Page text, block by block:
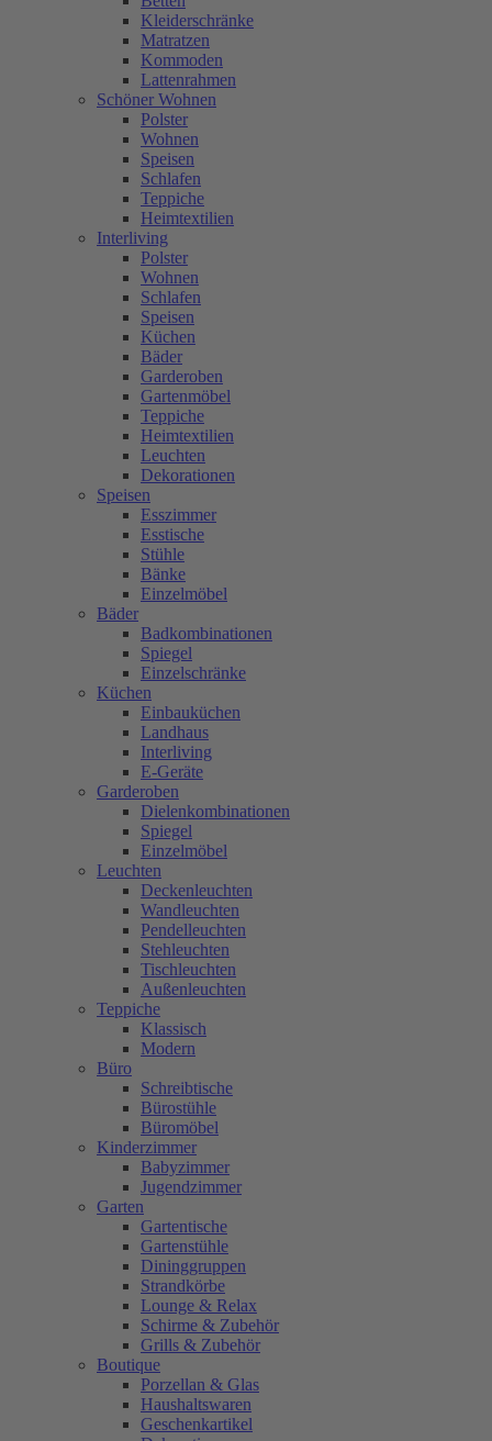
Kleiderschränke
Matratzen
Kommoden
Lattenrahmen
Schöner Wohnen
Polster
Wohnen
Speisen
Schlafen
Teppiche
Heimtextilien
Interliving
Polster
Wohnen
Schlafen
Speisen
Küchen
Bäder
Garderoben
Gartenmöbel
Teppiche
Heimtextilien
Leuchten
Dekorationen
Speisen
Esszimmer
Esstische
Stühle
Bänke
Einzelmöbel
Bäder
Badkombinationen
Spiegel
Einzelschränke
Küchen
Einbauküchen
Landhaus
Interliving
E-Geräte
Garderoben
Dielenkombinationen
Spiegel
Einzelmöbel
Leuchten
Deckenleuchten
Wandleuchten
Pendelleuchten
Stehleuchten
Tischleuchten
Außenleuchten
Teppiche
Klassisch
Modern
Büro
Schreibtische
Bürostühle
Büromöbel
Kinderzimmer
Babyzimmer
Jugendzimmer
Garten
Gartentische
Gartenstühle
Dininggruppen
Strandkörbe
Lounge & Relax
Schirme & Zubehör
Grills & Zubehör
Boutique
Porzellan & Glas
Haushaltswaren
Geschenkartikel